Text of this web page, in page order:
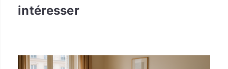
intéresser